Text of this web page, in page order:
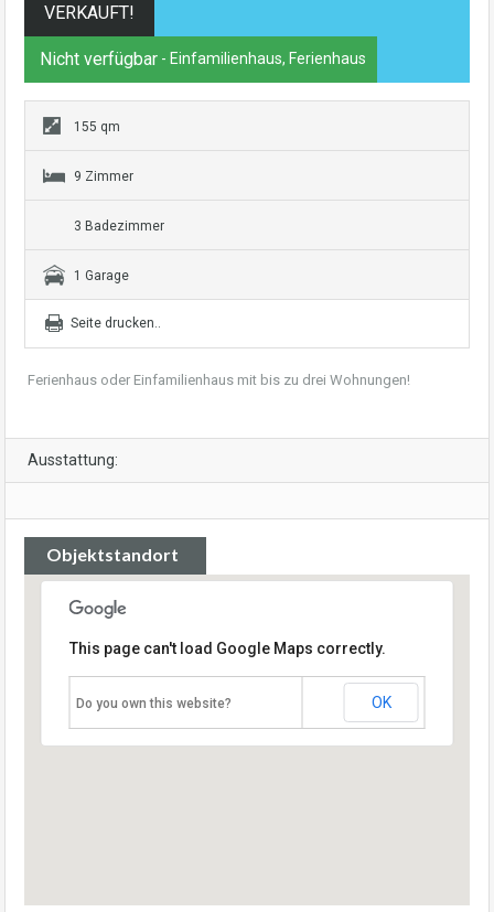
VERKAUFT!
Nicht verfügbar - Einfamilienhaus, Ferienhaus
155 qm
9 Zimmer
3 Badezimmer
1 Garage
Seite drucken..
Ferienhaus oder Einfamilienhaus mit bis zu drei Wohnungen!
Ausstattung:
Objektstandort
This page can't load Google Maps correctly.
Do you own this website? OK